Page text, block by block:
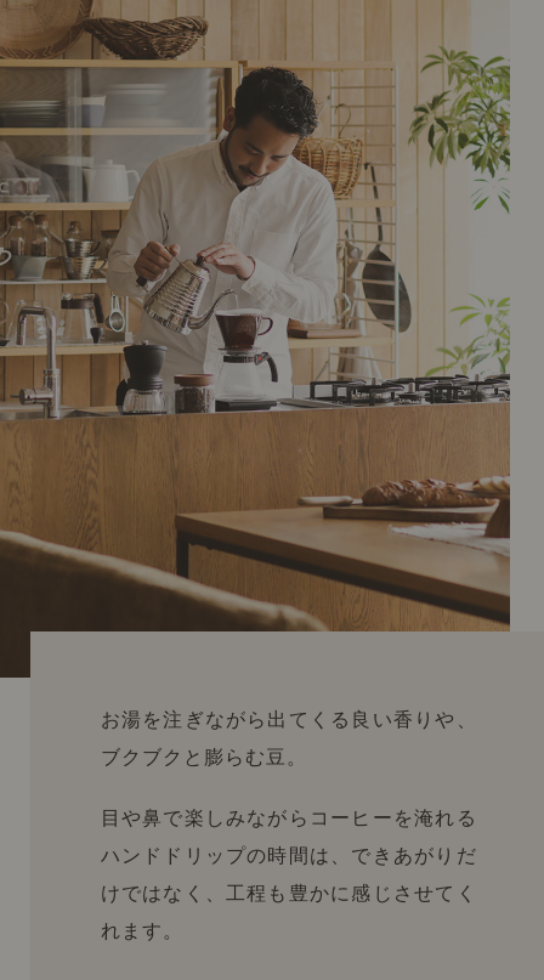
お湯を注ぎながら出てくる良い香りや、
ブクブクと膨らむ豆。
目や鼻で楽しみながらコーヒーを淹れる
ハンドドリップの時間は、できあがりだ
けではなく、工程も豊かに感じさせてく
れます。